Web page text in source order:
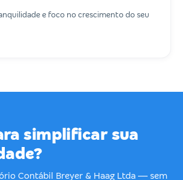
e foco no crescimento do seu
simplificar sua
Contábil Breyer & Haag Ltda — sem